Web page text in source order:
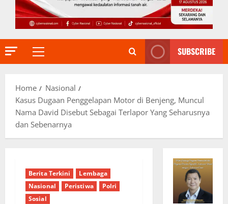
Primary
SUBSCRIBE
Home
Nasional
Kasus Dugaan Penggelapan Motor di Benjeng, Muncul
Nama David Disebut Sebagai Terlapor Yang Seharusnya
dan Sebenarnya
Berita Terkini
Lembaga
Nasional
Peristiwa
Polri
Sosial